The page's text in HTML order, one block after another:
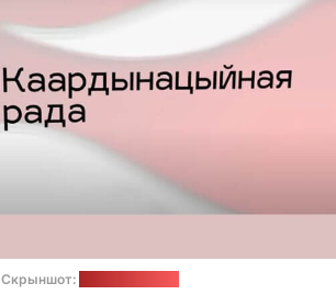
Скрыншот: